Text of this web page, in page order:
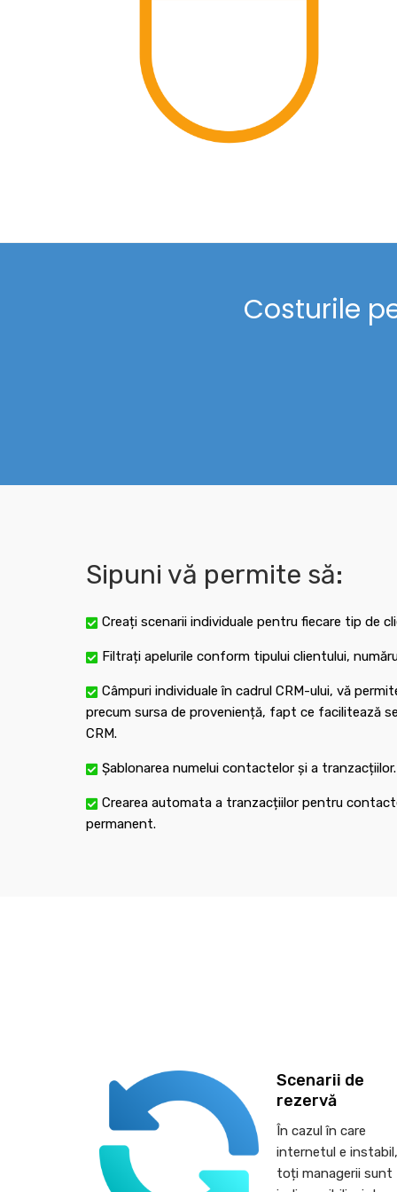
Costurile
Sipuni vă permite să:
Creați scenarii individuale pentru fiecare tip de
Filtrați apelurile conform tipului clientului,
Câmpuri individuale în cadrul CRM-ului, vă
precum sursa de proveniență, fapt ce facilitează
CRM.
Șablonarea numelui contactelor și a tranzacțiilor.
Crearea automata a tranzacțiilor pentru
permanent.
Scenarii de
rezervă
În cazul în care
internetul e instabil,
toți managerii sunt